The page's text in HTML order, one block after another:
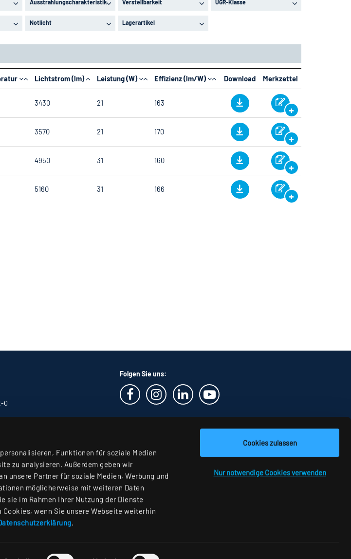
Funktionen für soziale Medien
zu analysieren. Außerdem geben wir
unsere Partner für soziale Medien, Werbung und
möglicherweise mit weiteren Daten
sie im Rahmen Ihrer Nutzung der Dienste
wenn Sie unsere Webseite weiterhin
.
Cookies zulassen
Nur notwendige Cookies verwenden
Ausstrahlungscharakteristik Verstellbarkeit UGR-Klasse
Notlicht Lagerartikel
Lichtstrom (lm) Leistung (W) Effizienz (lm/W) Download Merkzettel
3430 21 163
3570 21 170
4950 31 160
5160 31 166
0
Folgen Sie uns: